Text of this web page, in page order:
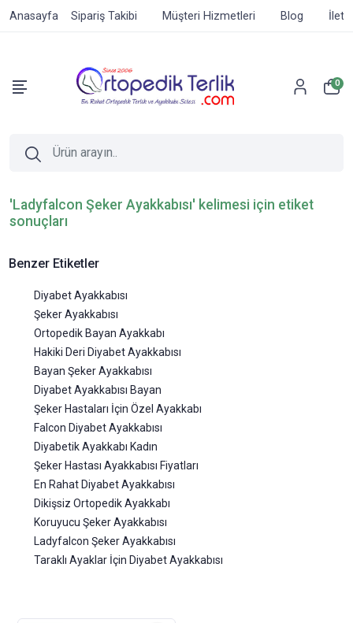
Anasayfa Sipariş Takibi Müşteri Hizmetleri Blog
0
'Ladyfalcon Şeker Ayakkabısı' kelimesi için etiket
sonuçları
Benzer Etiketler
Diyabet Ayakkabısı
Şeker Ayakkabısı
Ortopedik Bayan Ayakkabı
Hakiki Deri Diyabet Ayakkabısı
Bayan Şeker Ayakkabısı
Diyabet Ayakkabısı Bayan
Şeker Hastaları İçin Özel Ayakkabı
Falcon Diyabet Ayakkabısı
Diyabetik Ayakkabı Kadın
Şeker Hastası Ayakkabısı Fiyatları
En Rahat Diyabet Ayakkabısı
Dikişsiz Ortopedik Ayakkabı
Koruyucu Şeker Ayakkabısı
Ladyfalcon Şeker Ayakkabısı
Taraklı Ayaklar İçin Diyabet Ayakkabısı